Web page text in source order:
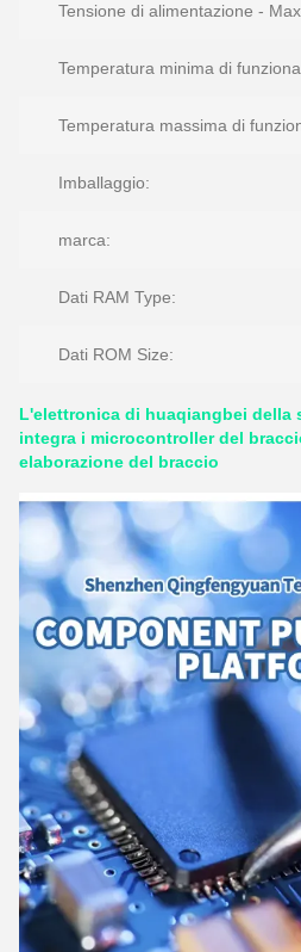
Tensione di alimentazione -
Temperatura minima di
Temperatura massima di
Imballaggio:
marca:
Dati RAM Type:
Dati ROM Size:
L'elettronica di huaqiangbei della
integra i microcontroller del
elaborazione del braccio